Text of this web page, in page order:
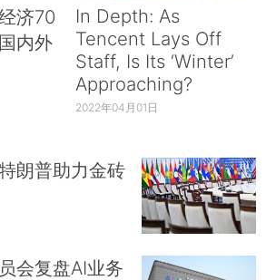
济70
内外
In Depth: As
Tencent Lays Off
Staff, Is Its ‘Winter’
Approaching?
2022年04月01日
朗普助力金砖
会复盘AI业务